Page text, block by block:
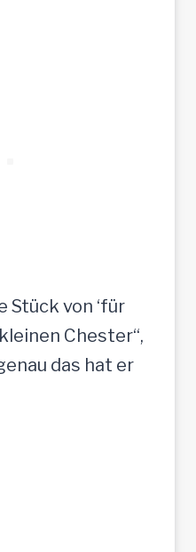
Stück von ‘für
Chester“,
das hat er